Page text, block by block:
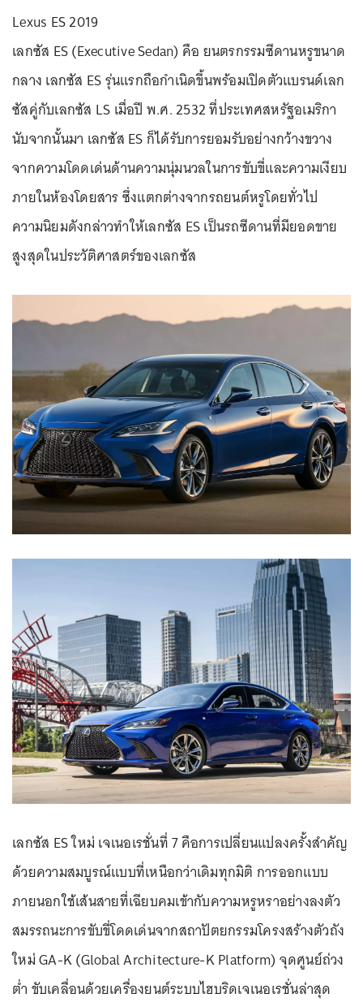
Lexus ES 2019
เลกซัส ES (Executive Sedan) คือ ยนตรกรรมซีดานหรูขนาด
กลาง เลกซัส ES รุ่นแรกถือกำเนิดขึ้นพร้อมเปิดตัวแบรนด์เลก
ซัสคู่กับเลกซัส LS เมื่อปี พ.ศ. 2532 ที่ประเทศสหรัฐอเมริกา
นับจากนั้นมา เลกซัส ES ก็ได้รับการยอมรับอย่างกว้างขวาง
จากความโดดเด่นด้านความนุ่มนวลในการขับขี่และความเงียบ
ภายในห้องโดยสาร ซึ่งแตกต่างจากรถยนต์หรูโดยทั่วไป
ความนิยมดังกล่าวทำให้เลกซัส ES เป็นรถซีดานที่มียอดขาย
สูงสุดในประวัติศาสตร์ของเลกซัส
เลกซัส ES ใหม่ เจเนอเรชั่นที่ 7 คือการเปลี่ยนแปลงครั้งสำคัญ
ด้วยความสมบูรณ์แบบที่เหนือกว่าเดิมทุกมิติ การออกแบบ
ภายนอกใช้เส้นสายที่เฉียบคมเข้ากับความหรูหราอย่างลงตัว
สมรรถนะการขับขี่โดดเด่นจากสถาปัตยกรรมโครงสร้างตัวถัง
ใหม่ GA-K (Global Architecture-K Platform) จุดศูนย์ถ่วง
ต่ำ ขับเคลื่อนด้วยเครื่องยนต์ระบบไฮบริดเจเนอเรชั่นล่าสุด